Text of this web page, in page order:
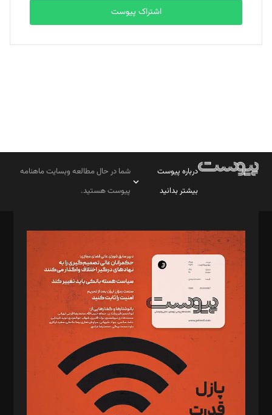
بابک نقاش
تحریریه
اشتراک پیوست
درباره پیوست
بیشتر بدانید
شما در حال مطالعه وبسایت ماهنامه
پیوست هستید.
مدیر مسئول: محمدباقر اثنی‌عشری
سردبیر: مهرک محمودی
دبیر تحریریه: میثم قاسمی
د‌بیر ناداستان: سمانه سمیع
د‌بیر خدمت و تجارت: ابوالفضل رجبی
د‌بیر حقوق فناوری: حسام‌الدین ایپکچی
د‌بیر پیوست جهان: مینا پاکدل
د‌بیر تحریریه آنلاین: بابک نقاش
تحریریه‌: مجتبی محمود‌ی، آرش برهمند، یسنا امان‌پور، سروش کرمیان،
مصطفی مسجدی آرانی، ابوالفضل رجبی، زهرا فکرانه، فائزه فتحی
رستمی،مصطفی باستان